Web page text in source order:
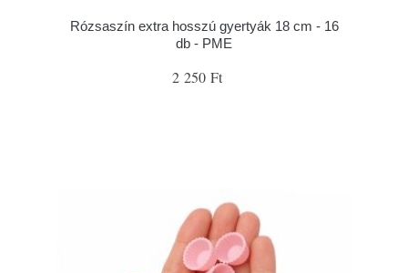
Rózsaszín extra hosszú gyertyák 18 cm - 16
db - PME
2 250 Ft